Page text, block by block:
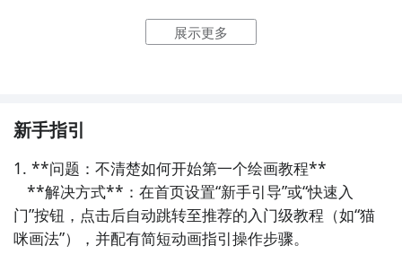
集成了汉字查询、笔顺演示、拼音标注和部首检索等多
种实用功能。《汉字小助手》体积小巧，运行流畅，是
日常生活中快速查阅汉字信息的好帮手。
展示更多
新手指引
1. **问题：不清楚如何开始第一个绘画教程**
门”按钮，点击后自动跳转至推荐的入门级教程（如“猫
咪画法”），并配有简短动画指引操作步骤。